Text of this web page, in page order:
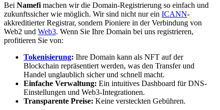
Bei Namefi machen wir die Domain-Registrierung so einfach und
zukunftssicher wie möglich. Wir sind nicht nur ein ICANN-
akkreditierter Registrar, sondern Pioniere in der Verbindung von
Web2 und Web3. Wenn Sie Ihre Domain bei uns registrieren,
profitieren Sie von:
Tokenisierung: Ihre Domain kann als NFT auf der
Blockchain repräsentiert werden, was den Transfer und
Handel unglaublich sicher und schnell macht.
Einfache Verwaltung: Ein intuitives Dashboard für DNS-
Einstellungen und Web3-Integrationen.
Transparente Preise: Keine versteckten Gebühren.